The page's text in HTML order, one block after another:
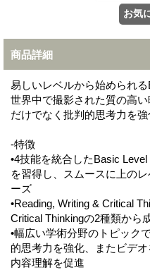
商品詳細
易しいレベルから始められる
世界中で撮影された質の高
だけでなく批判的思考力を強
-特徴
•4技能を統合したBasic
を習得し、スムースに上の
ーズ
•Reading, Writing & Critical
Critical Thinkingの2種類から
•幅広い学術分野のトピック
的思考力を強化、またビデ
内容理解を促進